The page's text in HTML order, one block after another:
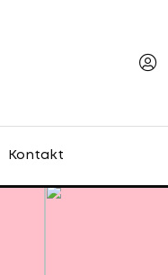
Kontakt